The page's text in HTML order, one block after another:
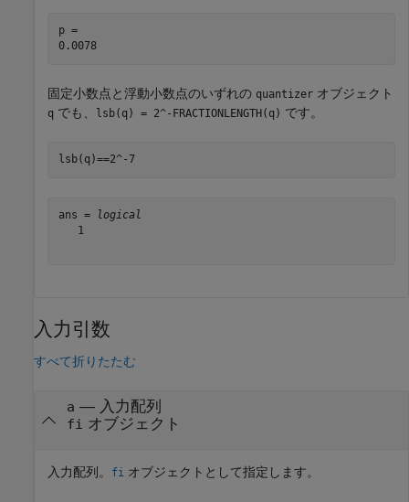
p =
0.0078
固定小数点と浮動小数点のいずれの quantizer オブジェクト
q でも、 lsb(q) = 2^-FRACTIONLENGTH(q) です。
lsb(q)==2^-7
ans =
logical
   1
入力引数
すべて折りたたむ
a — 入力配列
fi オブジェクト
入力配列。 fi オブジェクトとして指定します。